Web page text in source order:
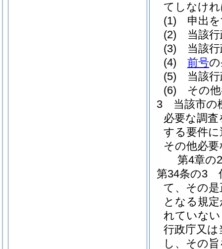
てしなけ
(1)
申出
(2)
当該
(3)
当該
(4)
前号
(5)
当該
(6)
その
3
当該市の
必要な調
する要件
その他必
第4章の2
第34条の3
て、その
となる規
れていな
行政庁又
し、その